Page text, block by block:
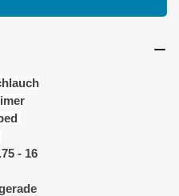
- 16